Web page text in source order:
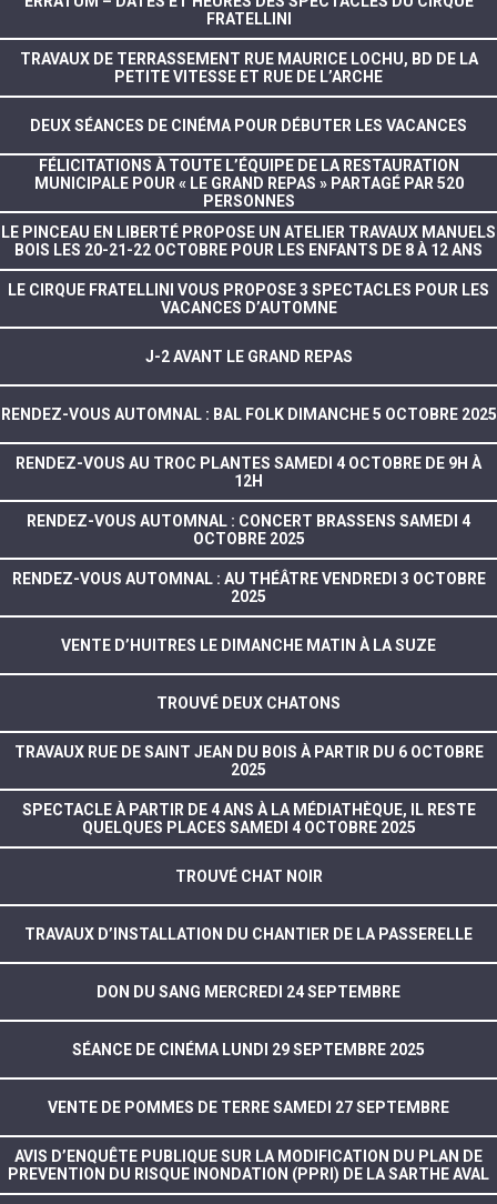
FRATELLINI
TRAVAUX DE TERRASSEMENT RUE MAURICE LOCHU, BD DE LA
PETITE VITESSE ET RUE DE L’ARCHE
DEUX SÉANCES DE CINÉMA POUR DÉBUTER LES VACANCES
FÉLICITATIONS À TOUTE L’ÉQUIPE DE LA RESTAURATION
MUNICIPALE POUR « LE GRAND REPAS » PARTAGÉ PAR 520
PERSONNES
LE PINCEAU EN LIBERTÉ PROPOSE UN ATELIER TRAVAUX MANUELS
BOIS LES 20-21-22 OCTOBRE POUR LES ENFANTS DE 8 À 12 ANS
LE CIRQUE FRATELLINI VOUS PROPOSE 3 SPECTACLES POUR LES
VACANCES D’AUTOMNE
J-2 AVANT LE GRAND REPAS
RENDEZ-VOUS AUTOMNAL : BAL FOLK DIMANCHE 5 OCTOBRE 2025
RENDEZ-VOUS AU TROC PLANTES SAMEDI 4 OCTOBRE DE 9H À
12H
RENDEZ-VOUS AUTOMNAL : CONCERT BRASSENS SAMEDI 4
OCTOBRE 2025
RENDEZ-VOUS AUTOMNAL : AU THÉÂTRE VENDREDI 3 OCTOBRE
2025
VENTE D’HUITRES LE DIMANCHE MATIN À LA SUZE
TROUVÉ DEUX CHATONS
TRAVAUX RUE DE SAINT JEAN DU BOIS À PARTIR DU 6 OCTOBRE
2025
SPECTACLE À PARTIR DE 4 ANS À LA MÉDIATHÈQUE, IL RESTE
QUELQUES PLACES SAMEDI 4 OCTOBRE 2025
TROUVÉ CHAT NOIR
TRAVAUX D’INSTALLATION DU CHANTIER DE LA PASSERELLE
DON DU SANG MERCREDI 24 SEPTEMBRE
SÉANCE DE CINÉMA LUNDI 29 SEPTEMBRE 2025
VENTE DE POMMES DE TERRE SAMEDI 27 SEPTEMBRE
AVIS D’ENQUÊTE PUBLIQUE SUR LA MODIFICATION DU PLAN DE
PREVENTION DU RISQUE INONDATION (PPRI) DE LA SARTHE AVAL